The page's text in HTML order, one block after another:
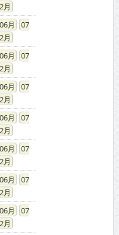
06
07
06
07
06
07
06
07
06
07
06
07
06
07